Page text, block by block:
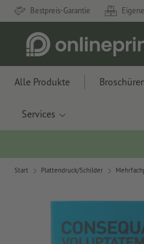
Bestpreis-Garantie
Alle Produkte
Services
Start Plattendruck/Schilder